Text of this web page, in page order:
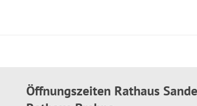
Öffnungszeiten Rathaus